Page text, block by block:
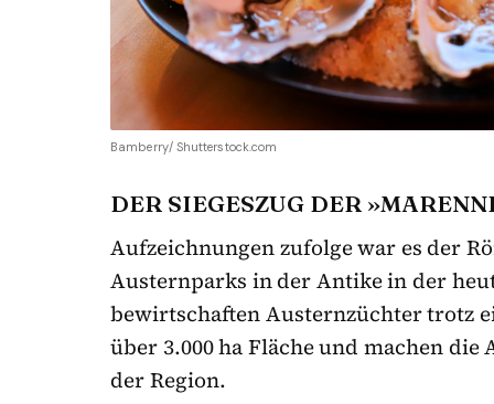
Bamberry/ Shutterstock.com
DER SIEGESZUG DER
Aufzeichnungen zufolge war es der
Austernparks in der Antike in der
bewirtschaften Austernzüchter trotz
über 3.000 ha Fläche und machen
der Region.